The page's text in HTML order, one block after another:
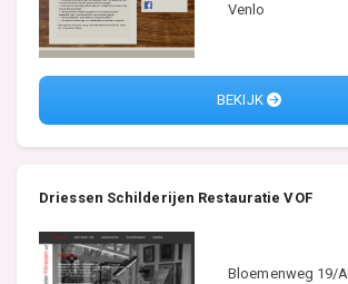
Venlo
BEKIJK
Driessen Schilderijen Restauratie VOF
Bloemenweg 19/A,